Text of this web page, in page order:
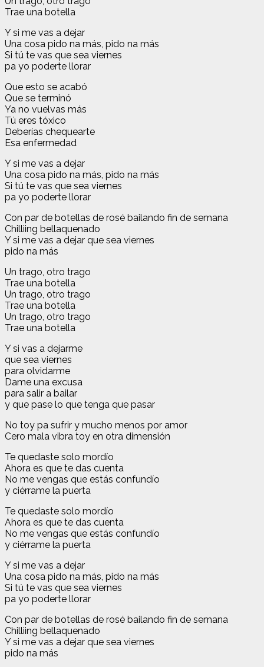
Trae una botella
Y si me vas a dejar
Una cosa pido na más, pido na más
Si tú te vas que sea viernes
pa yo poderte llorar
Que esto se acabó
Que se terminó
Ya no vuelvas más
Tú eres tóxico
Deberías chequearte
Esa enfermedad
Y si me vas a dejar
Una cosa pido na más, pido na más
Si tú te vas que sea viernes
pa yo poderte llorar
Con par de botellas de rosé bailando fin de semana
Chilliing bellaquenado
Y si me vas a dejar que sea viernes
pido na más
Un trago, otro trago
Trae una botella
Un trago, otro trago
Trae una botella
Un trago, otro trago
Trae una botella
Y si vas a dejarme
que sea viernes
para olvidarme
Dame una excusa
para salir a bailar
y que pase lo que tenga que pasar
No toy pa sufrir y mucho menos por amor
Cero mala vibra toy en otra dimensión
Te quedaste solo mordío
Ahora es que te das cuenta
No me vengas que estás confundío
y ciérrame la puerta
Te quedaste solo mordío
Ahora es que te das cuenta
No me vengas que estás confundío
y ciérrame la puerta
Y si me vas a dejar
Una cosa pido na más, pido na más
Si tú te vas que sea viernes
pa yo poderte llorar
Con par de botellas de rosé bailando fin de semana
Chilliing bellaquenado
Y si me vas a dejar que sea viernes
pido na más